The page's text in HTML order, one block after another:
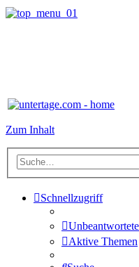
Zum Inhalt
Schnellzugriff
Aktive Themen